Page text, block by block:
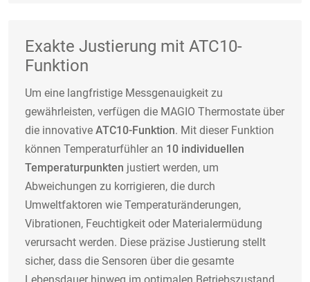
Exakte Justierung mit ATC10-
Funktion
Um eine langfristige Messgenauigkeit zu
gewährleisten, verfügen die MAGIO Thermostate über
die innovative ATC10-Funktion. Mit dieser Funktion
können Temperaturfühler an 10 individuellen
Temperaturpunkten justiert werden, um
Abweichungen zu korrigieren, die durch
Umweltfaktoren wie Temperaturänderungen,
Vibrationen, Feuchtigkeit oder Materialermüdung
verursacht werden. Diese präzise Justierung stellt
sicher, dass die Sensoren über die gesamte